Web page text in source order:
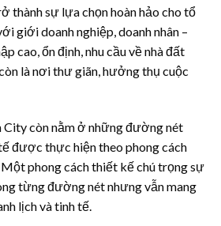
thành sự lựa chọn hoàn hảo cho tổ
giới doanh nghiệp, doanh nhân –
cao, ổn định, nhu cầu về nhà đất
là nơi thư giãn, hưởng thụ cuộc
City còn nằm ở những đường nét
được thực hiện theo phong cách
phong cách thiết kế chú trọng sự
từng đường nét nhưng vẫn mang
lịch và tinh tế.